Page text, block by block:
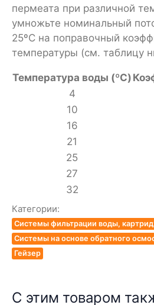
пермеата при различной
умножьте номинальный
25ºC на поправочный
температуры (см. таблицу
Температура воды (ºC)
4
10
16
21
25
27
32
Категории:
Системы фильтрации воды,
Системы на основе обратного
Гейзер
С этим товаром